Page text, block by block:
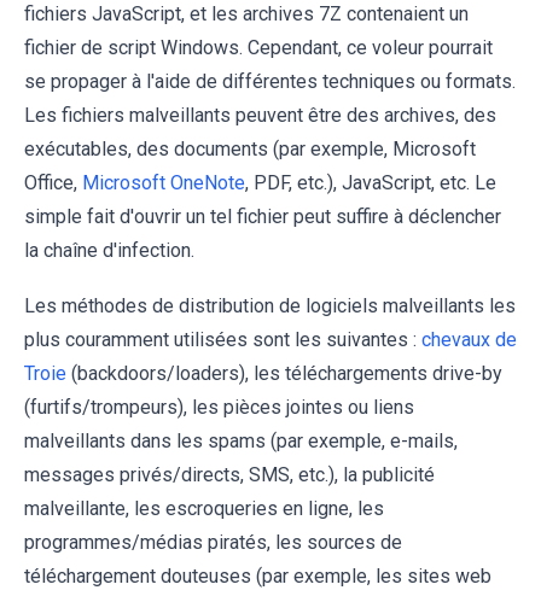
fichiers JavaScript, et les archives 7Z contenaient un
fichier de script Windows. Cependant, ce voleur pourrait
se propager à l'aide de différentes techniques ou formats.
Les fichiers malveillants peuvent être des archives, des
exécutables, des documents (par exemple, Microsoft
Office, Microsoft OneNote, PDF, etc.), JavaScript, etc. Le
simple fait d'ouvrir un tel fichier peut suffire à déclencher
la chaîne d'infection.
Les méthodes de distribution de logiciels malveillants les
plus couramment utilisées sont les suivantes : chevaux de
Troie (backdoors/loaders), les téléchargements drive-by
(furtifs/trompeurs), les pièces jointes ou liens
malveillants dans les spams (par exemple, e-mails,
messages privés/directs, SMS, etc.), la publicité
malveillante, les escroqueries en ligne, les
programmes/médias piratés, les sources de
téléchargement douteuses (par exemple, les sites web